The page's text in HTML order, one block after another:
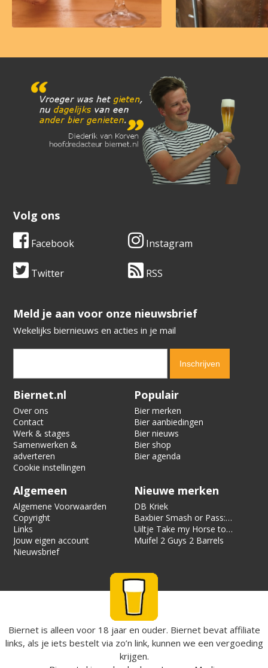
Volg ons
Facebook Instagram
Twitter RSS
​​​​​​​Meld je aan voor onze nieuwsbrief
Wekelijks biernieuws en acties in je mail
Verification code:
Biernet.nl
Over ons
Contact
Werk & stages
Samenwerken &
adverteren
Cookie instellingen
Populair
Bier merken
Bier aanbiedingen
Bier nieuws
Bier shop
Bier agenda
Algemeen
Algemene Voorwaarden
Copyright
Links
Jouw eigen account
Nieuwsbrief
Nieuwe merken
DB Kriek
Baxbier Smash or Pass:
Strata
Uiltje Take my Horse to
the Hotel Room
Muifel 2 Guys 2 Barrels
Biernet is alleen voor 18 jaar en ouder. Biernet bevat affiliate
links, als je iets bestelt via zo’n link, kunnen we een vergoeding
krijgen.